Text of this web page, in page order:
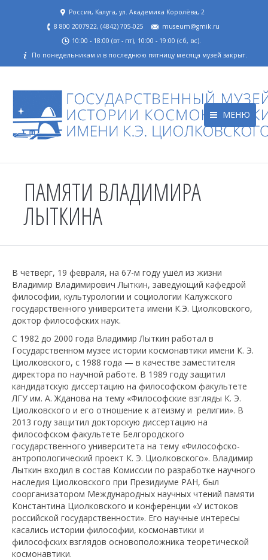
Россия, Калуга, ул. Академика Королёва, 2
8 800 2007922, (4842) 705-025
museum@gmik.ru
10:00 - 18:00 (вт - пт), 10:00 - 19:00 (сб, вс).
По понедельникам и в последнюю пятницу месяца музей закрыт.
МЕНЮ
ПАМЯТИ ВЛАДИМИРА
ЛЫТКИНА
В четверг, 19 февраля, на 67-м году ушёл из жизни
Владимир Владимирович Лыткин, заведующий кафедрой
философии, культурологии и социологии Калужского
государственного университета имени К.Э. Циолковского,
доктор философских наук.
С 1982 до 2000 года Владимир Лыткин работал в
Государственном музее истории космонавтики имени К. Э.
Циолковского, с 1988 года — в качестве заместителя
директора по научной работе. В 1989 году защитил
кандидатскую диссертацию на философском факультете
ЛГУ им. А. Жданова на тему «Философские взгляды К. Э.
Циолковского и его отношение к атеизму и религии». В
2013 году защитил докторскую диссертацию на
философском факультете Белгородского
государственного университета на тему «Философско-
антропологический проект К. Э. Циолковского». Владимир
Лыткин входил в состав Комиссии по разработке научного
наследия Циолковского при Президиуме РАН, был
соорганизатором Международных научных чтений памяти
Константина Циолковского и конференции «У истоков
российской государственности». Его научные интересы
касались истории философии, космонавтики и
философских взглядов основоположника теоретической
космонавтики.